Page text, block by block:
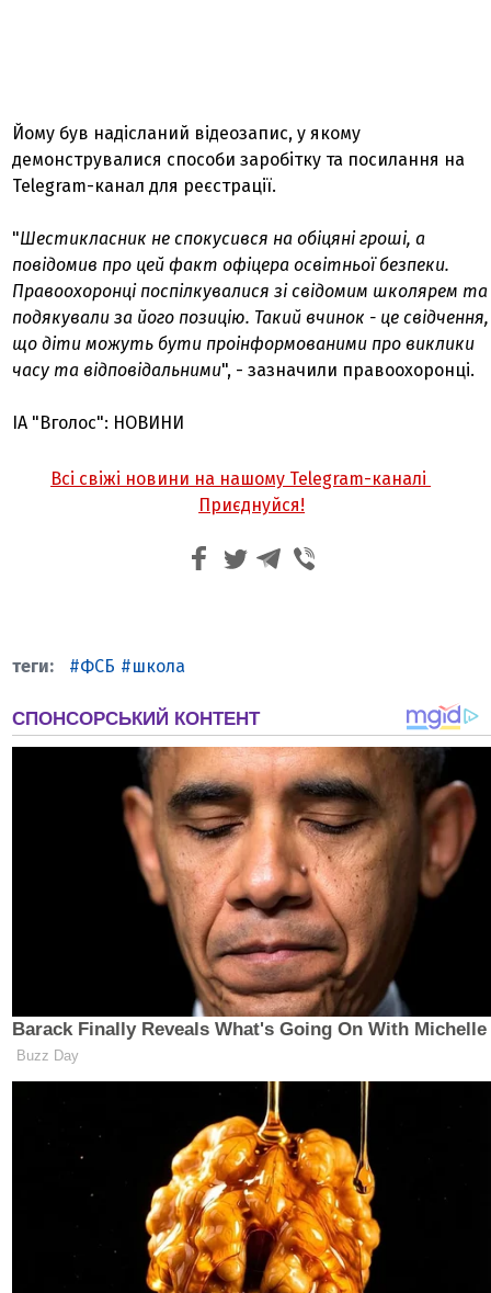
Йому був надісланий відеозапис, у якому
демонструвалися способи заробітку та посилання на
Telegram-канал для реєстрації.
"Шестикласник не спокусився на обіцяні гроші, а
повідомив про цей факт офіцера освітньої безпеки.
Правоохоронці поспілкувалися зі свідомим школярем та
подякували за його позицію. Такий вчинок - це свідчення,
що діти можуть бути проінформованими про виклики
часу та відповідальними", - зазначили правоохоронці.
ІА "Вголос": НОВИНИ
Всі свіжі новини на нашому Telegram-каналі
Приєднуйся!
ФСБ школа